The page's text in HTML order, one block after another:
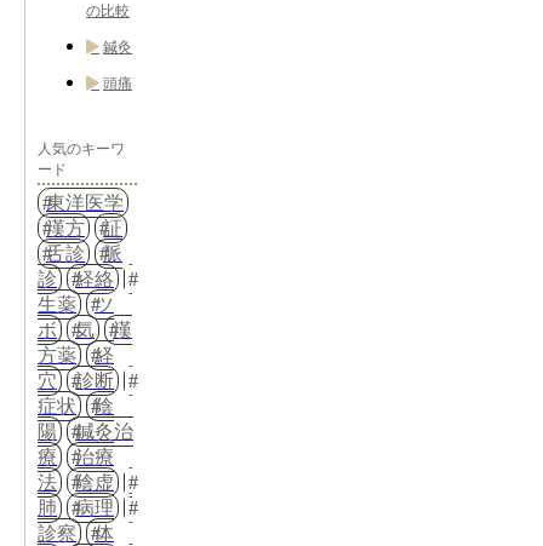
の比較
鍼灸
頭痛
人気のキーワ
ード
東洋医学
漢方
証
舌診
脈
診
経絡
生薬
ツ
ボ
気
漢
方薬
経
穴
診断
症状
陰
陽
鍼灸治
療
治療
法
陰虚
肺
病理
診察
体